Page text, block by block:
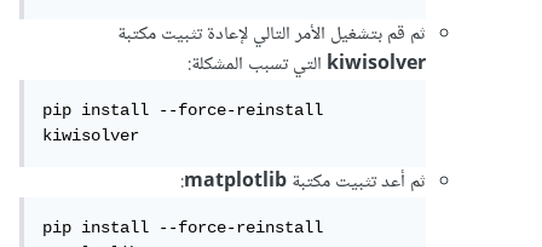
ثم قم بتشغيل الأمر التالي لإعادة تثبيت مكتبة
kiwisolver التي تسبب المشكلة:
pip install --force-reinstall
kiwisolver
ثم أعد تثبيت مكتبةmatplotlib
:
pip install --force-reinstall